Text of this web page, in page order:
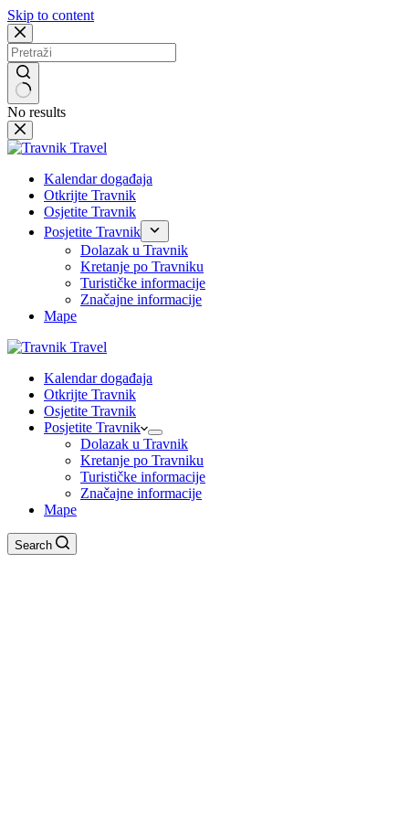
Skip to content
No results
Kalendar događaja
Otkrijte Travnik
Osjetite Travnik
Posjetite Travnik
Dolazak u Travnik
Kretanje po Travniku
Turističke informacije
Značajne informacije
Mape
Kalendar događaja
Otkrijte Travnik
Osjetite Travnik
Posjetite Travnik
Dolazak u Travnik
Kretanje po Travniku
Turističke informacije
Značajne informacije
Mape
Search